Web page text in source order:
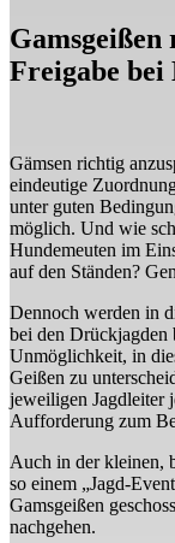
Gamsgeißen
Freigabe bei
Gämsen richtig
eindeutige
unter guten
möglich. Und wie
Hundemeuten im
auf den Ständen?
Dennoch werden in
bei den Drückjagden
Unmöglichkeit, in
Geißen zu
jeweiligen Jagdleiter
Aufforderung zum
Auch in der kleinen,
so einem „Jagd-
Gamsgeißen
nachgehen.